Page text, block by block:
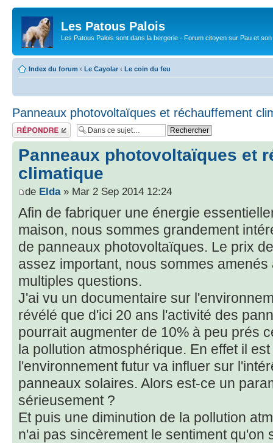
Les Patous Palois
Les Patous Palois sont dans la bergerie - Forum citoyen sur Pau et son
Index du forum ‹ Le Cayolar ‹ Le coin du feu
Panneaux photovoltaïques et réchauffement
Répondre
Panneaux photovoltaïques et
climatique
de Elda» Mar 2 Sep 2014 12:24
Afin de fabriquer une énergie
maison, nous sommes grandement
de panneaux photovoltaïques. Le prix
assez important, nous sommes
multiples questions.
J'ai vu un documentaire sur
révélé que d'ici 20 ans l'activité des
pourrait augmenter de 10% à peu prés
la pollution atmosphérique. En effet il
l'environnement futur va influer sur
panneaux solaires. Alors est-ce un
sérieusement ?
Et puis une diminution de la pollution
n'ai pas sincèrement le sentiment qu'on